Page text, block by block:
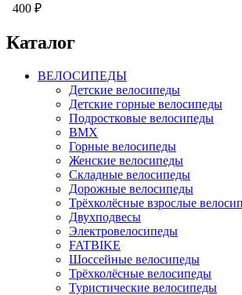
400 ₽
Каталог
ВЕЛОСИПЕДЫ
Детские велосипеды
Детские горные велосипеды
Подростковые велосипеды
BMX
Горные велосипеды
Женские велосипеды
Складные велосипеды
Дорожные велосипеды
Трёхколёсные взрослые
Двухподвесы
Электровелосипеды
FATBIKE
Шоссейные велосипеды
Трёхколёсные велосипеды
Туристические велосипеды